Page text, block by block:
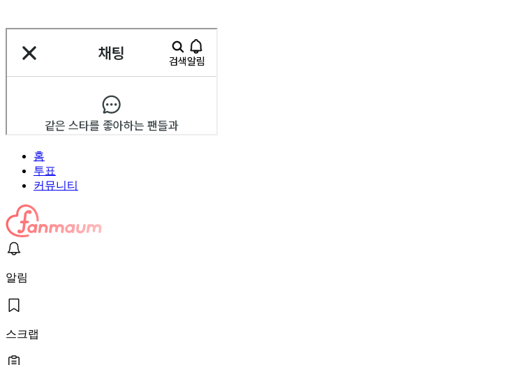
홈
투표
커뮤니티
알림
스크랩